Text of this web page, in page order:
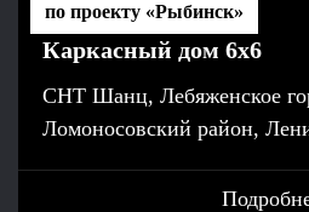
Каркасный дом 6х6
СНТ Шанц, Лебяженское
Ломоносовский район,
по проекту «Рыбинск»